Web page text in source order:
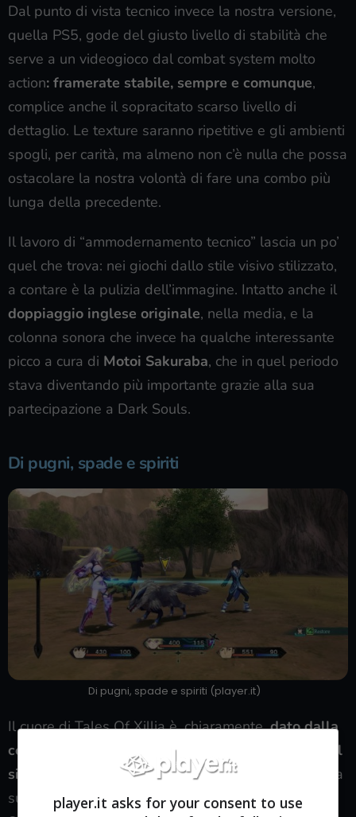
Dal punto di vista tecnico invece la nostra versione,
quella PS5, gode del giusto livello di stabilità che
serve a un videogioco dal combat system molto
action: framerate stabile, sempre e comunque,
complice anche il sopracitato scarso livello di
dettaglio. Le texture saranno ripetitive e gli ambienti
spogli, per carità, ma almeno non c’è nulla che possa
ostacolare la nostra volontà di fare una combo più
lunga della precedente.
Il lavoro di “ammodernamento tecnico” lascia un po’
quel che trova: nei giochi dallo stile visivo stilizzato,
a contare è la pulizia dell’immagine. Intatto anche il
doppiaggio inglese originale, nella media, e la
colonna sonora che invece ha qualche interessante
picco a cura di Motoi Sakuraba, che in quel periodo
stava diventando più importante grazie alla sua
partecipazione a Dark Souls.
Di pugni, spade e spiriti
Di pugni, spade e spiriti (player.it)
Il cuore di Tales Of Xillia è, chiaramente,dato dalla
combinazione del sistema di combattimento e del
sistema di crescita dei personaggi . Il primo si basa
su una versione evoluta del Linear Motion Battle
player.it asks for your consent to use